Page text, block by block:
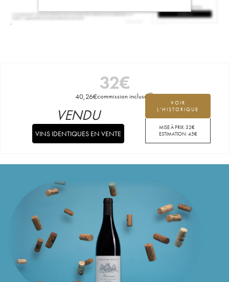
32€
40,26€commission incluse
VOIR
L'HISTORIQUE
MISE À PRIX:32€
ESTIMATION:45€
VENDU
VINS IDENTIQUES EN VENTE